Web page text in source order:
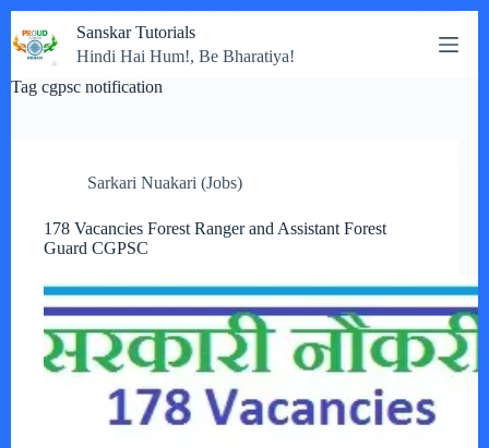
to
content
Sanskar Tutorials
Hindi Hai Hum!, Be Bharatiya!
Tag cgpsc notification
Sarkari Nuakari (Jobs)
178 Vacancies Forest Ranger and Assistant Forest
Guard CGPSC